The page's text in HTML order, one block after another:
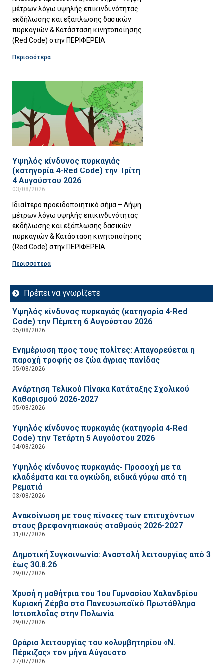
μέτρων λόγω υψηλής επικινδυνότητας
εκδήλωσης και εξάπλωσης δασικών
πυρκαγιών & Κατάσταση κινητοποίησης
(Red Code) στην ΠΕΡΙΦΕΡΕΙΑ
Περισσότερα
Υψηλός κίνδυνος πυρκαγιάς
(κατηγορία 4-Red Code) την Τρίτη
4 Αυγούστου 2026
03/08/2026
Ιδιαίτερο προειδοποιητικό σήμα – Λήψη
μέτρων λόγω υψηλής επικινδυνότητας
εκδήλωσης και εξάπλωσης δασικών
πυρκαγιών & Κατάσταση κινητοποίησης
(Red Code) στην ΠΕΡΙΦΕΡΕΙΑ
Περισσότερα
Πρέπει να γνωρίζετε
Υψηλός κίνδυνος πυρκαγιάς (κατηγορία 4-Red
Code) την Πέμπτη 6 Αυγούστου 2026
05/08/2026
Ενημέρωση προς τους πολίτες: Απαγορεύεται η
παροχή τροφής σε ζώα άγριας πανίδας
05/08/2026
Ανάρτηση Τελικού Πίνακα Κατάταξης Σχολικού
Καθαρισμού 2026-2027
05/08/2026
Υψηλός κίνδυνος πυρκαγιάς (κατηγορία 4-Red
Code) την Τετάρτη 5 Αυγούστου 2026
04/08/2026
Υψηλός κίνδυνος πυρκαγιάς- Προσοχή με τα
κλαδέματα και τα ογκώδη, ειδικά γύρω από τη
Ρεματιά
03/08/2026
Ανακοίνωση με τους πίνακες των επιτυχόντων
στους βρεφονηπιακούς σταθμούς 2026-2027
31/07/2026
Δημοτική Συγκοινωνία: Αναστολή λειτουργίας από 3
έως 30.8.26
29/07/2026
Χρυσή η μαθήτρια του 1ου Γυμνασίου Χαλανδρίου
Κυριακή Ζέρβα στο Πανευρωπαϊκό Πρωτάθλημα
Ιστιοπλοΐας στην Πολωνία
29/07/2026
Ωράριο λειτουργίας του κολυμβητηρίου «Ν.
Πέρκιζας» τον μήνα Αύγουστο
27/07/2026